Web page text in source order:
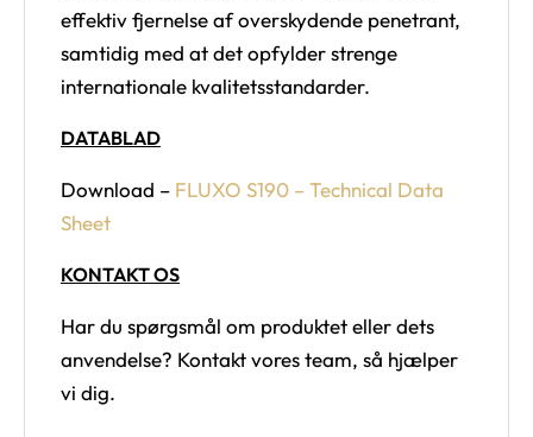
effektiv fjernelse af overskydende penetrant,
samtidig med at det opfylder strenge
internationale kvalitetsstandarder.
DATABLAD
Download – FLUXO S190 – Technical Data
Sheet
KONTAKT OS
Har du spørgsmål om produktet eller dets
anvendelse? Kontakt vores team, så hjælper
vi dig.